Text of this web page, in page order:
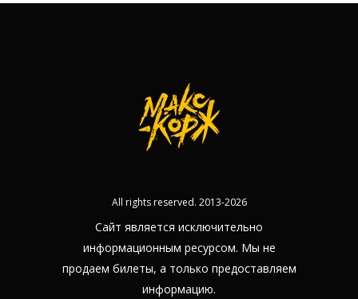
All rights reserved. 2013-2026
Сайт является исключительно
информационным ресурсом. Мы не
продаем билеты, а только предоставляем
информацию.